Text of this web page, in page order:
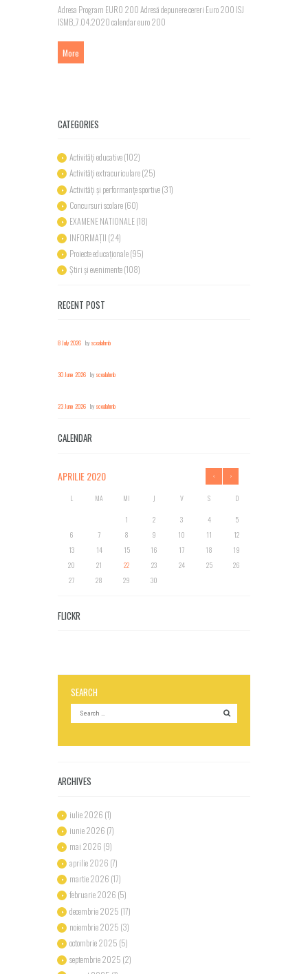
Adresa Program EURO 200 Adresă depunere cereri Euro 200 ISJ
ISMB_7.04.2020 calendar euro 200
More
CATEGORIES
Activități educative(102)
Activități extracuriculare(25)
Activități și performanțe sportive(31)
Concursuri scolare(60)
EXAMENE NATIONALE(18)
INFORMAȚII (24)
Proiecte educaționale(95)
Știri și evenimente(108)
RECENT POST
8 July 2026 by scoalahmb
30 June 2026 by scoalahmb
23 June 2026 by scoalahmb
CALENDAR
APRILIE2020
L MA MI J V S D
1 2 3 4
5
6
7 8 9 10 11
12
13
14 15 16 17 18
19
20
21 22 23 24 25
26
27
28 29 30
FLICKR
SEARCH
ARCHIVES
iulie2026 (1)
iunie2026 (7)
mai 2026 (9)
aprilie2026 (7)
martie2026 (17)
februarie2026 (5)
decembrie2025 (17)
noiembrie2025 (3)
octombrie2025 (5)
septembrie2025 (2)